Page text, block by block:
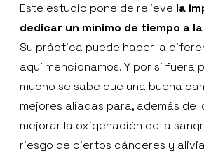
Este estudio pone de relieve la
dedicar un mínimo de tiempo a
Su práctica puede hacer la
aquí mencionamos. Y por si fuera
mucho se sabe que una buena
mejores aliadas para, además de
mejorar la oxigenación de la
riesgo de ciertos cánceres y